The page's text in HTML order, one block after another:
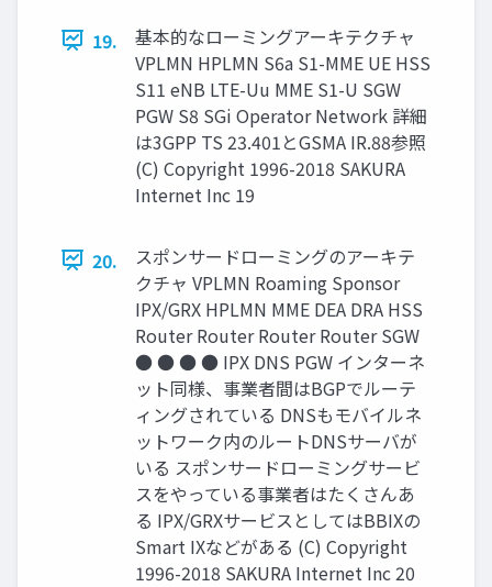
19.
基本的なローミングアーキテクチャ
VPLMN HPLMN S6a S1-MME UE HSS
S11 eNB LTE-Uu MME S1-U SGW
PGW S8 SGi Operator Network 詳細
は3GPP TS 23.401とGSMA IR.88参照
(C) Copyright 1996-2018 SAKURA
Internet Inc 19
20.
スポンサードローミングのアーキテ
クチャ VPLMN Roaming Sponsor
IPX/GRX HPLMN MME DEA DRA HSS
Router Router Router Router SGW
● ● ● ● IPX DNS PGW インターネ
ット同様、事業者間はBGPでルーテ
ィングされている DNSもモバイルネ
ットワーク内のルートDNSサーバが
いる スポンサードローミングサービ
スをやっている事業者はたくさんあ
る IPX/GRXサービスとしてはBBIXの
Smart IXなどがある (C) Copyright
1996-2018 SAKURA Internet Inc 20